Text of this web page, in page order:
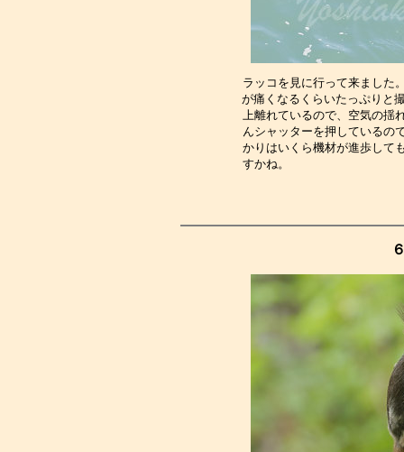
ラッコを見に行って来ました
が痛くなるくらいたっぷりと
上離れているので、空気の揺
んシャッターを押しているの
かりはいくら機材が進歩して
す